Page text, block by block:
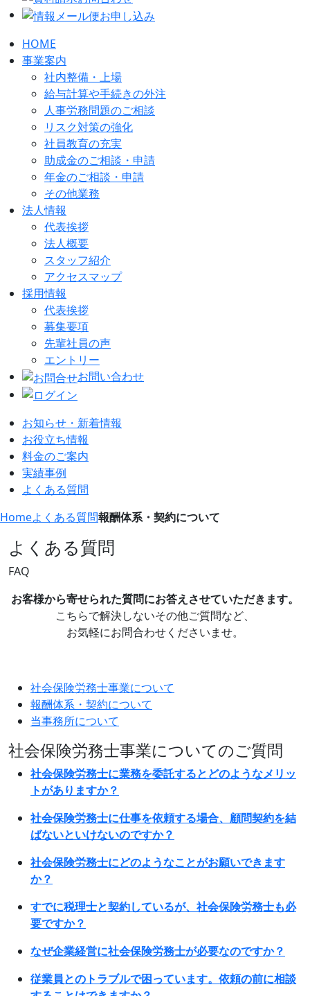
HOME
事業案内
社内整備・上場
給与計算や手続きの外注
人事労務問題のご相談
リスク対策の強化
社員教育の充実
助成金のご相談・申請
年金のご相談・申請
その他業務
法人情報
代表挨拶
法人概要
スタッフ紹介
アクセスマップ
採用情報
代表挨拶
募集要項
先輩社員の声
エントリー
お問い合わせ
お知らせ・新着情報
お役立ち情報
料金のご案内
実績事例
よくある質問
Homeよくある質問報酬体系・契約について
よくある質問
FAQ
お客様から寄せられた質問にお答えさせていただきます。
こちらで解決しないその他ご質問など、
お気軽にお問合わせくださいませ。
社会保険労務士事業について
報酬体系・契約について
当事務所について
社会保険労務士事業についてのご質問
社会保険労務士に業務を委託するとどのようなメリッ
トがありますか？
社会保険労務士に仕事を依頼する場合、顧問契約を結
ばないといけないのですか？
社会保険労務士にどのようなことがお願いできます
か？
すでに税理士と契約しているが、社会保険労務士も必
要ですか？
なぜ企業経営に社会保険労務士が必要なのですか？
従業員とのトラブルで困っています。依頼の前に相談